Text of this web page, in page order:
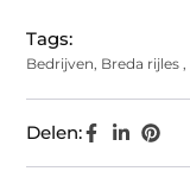
Tags:
Bedrijven, Breda rijles ,
Delen: